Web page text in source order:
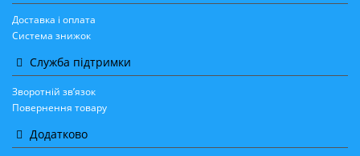
Доставка і оплата
Система знижок
Служба підтримки
Зворотній зв’язок
Повернення товару
Додатково